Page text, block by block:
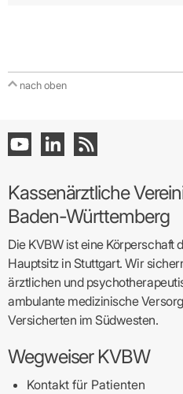
nach oben
Kassenärztliche
Baden-Württemberg
Die KVBW ist eine Körperschaft
Hauptsitz in Stuttgart. Wir
ärztlichen und
ambulante medizinische
Versicherten im Südwesten.
Wegweiser KVBW
Kontakt für Patienten